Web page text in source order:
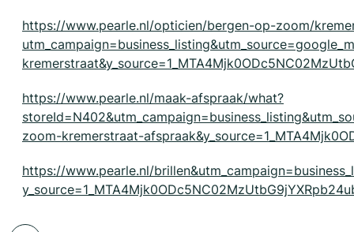
https://www.pearle.nl/opticien/bergen-op-zoom/
https://www.pearle.nl/maak-afspraak/what?
zoom-kremerstraat-
https://www.pearle.nl/